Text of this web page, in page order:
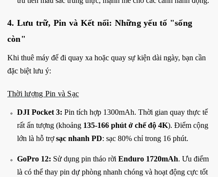
4. Lưu trữ, Pin và Kết nối: Những yếu tố "sống
còn"
Khi thuê máy để đi quay xa hoặc quay sự kiện dài ngày, bạn cần
đặc biệt lưu ý:
Thời lượng Pin và Sạc
DJI Pocket 3: Pin tích hợp 1300mAh. Thời gian quay thực tế
rất ấn tượng (khoảng 135-166 phút ở chế độ 4K). Điểm cộng
lớn là hỗ trợsạc nhanh PD: sạc 80% chỉ trong 16 phút.
GoPro 12: Sử dụng pin tháo rời Enduro 1720mAh. Ưu điểm
là có thể thay pin dự phòng nhanh chóng và hoạt động cực tốt